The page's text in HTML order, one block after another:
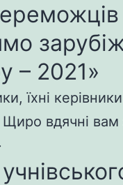
– 2021»
їхні
Щиро вдячні вам